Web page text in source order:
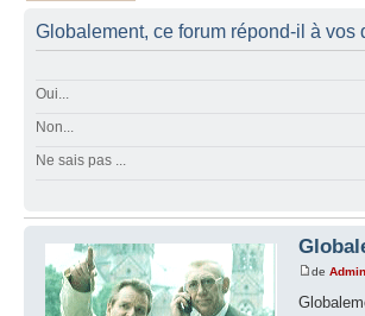
Globalement, ce forum répond-il à vos
Oui...
Non...
Ne sais pas ...
de